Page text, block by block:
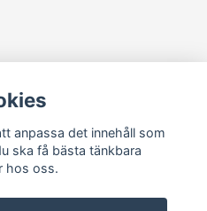
anpassa det innehåll som
ska få bästa tänkbara
hos oss.